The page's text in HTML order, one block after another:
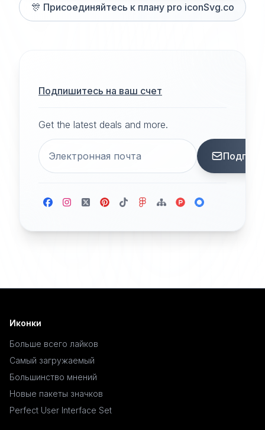
🎊 Присоединяйтесь к плану pro iconSvg.co
Подпишитесь на ваш счет
Get the latest deals and more.
Иконки
Больше всего лайков
Самый загружаемый
Большинство мнений
Новые пакеты значков
Perfect User Interface Set